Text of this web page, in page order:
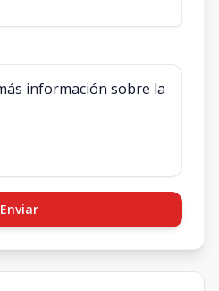
Enviar